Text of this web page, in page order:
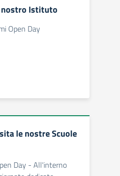
nostro Istituto
Open Day
le nostre Scuole
Day - All'interno